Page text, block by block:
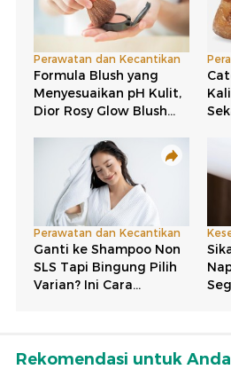
Rekomendasi untuk Anda